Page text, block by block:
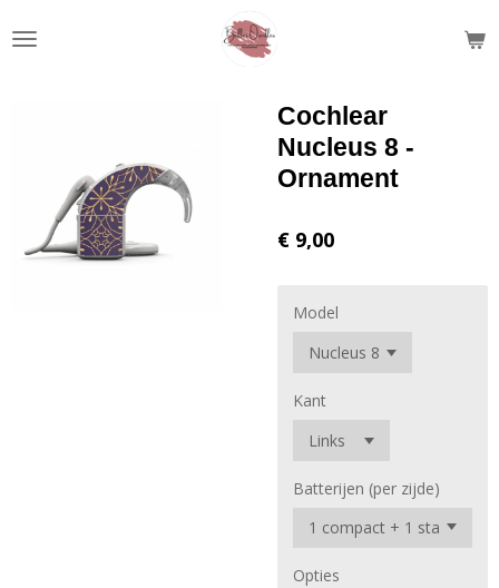
direct
Cochlear
Nucleus 8 -
Ornament
€ 9,00
Model
Kant
Batterijen (per zijde)
Opties